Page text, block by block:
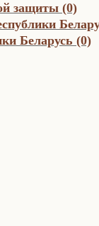
защиты (0)
Беларусь (0)